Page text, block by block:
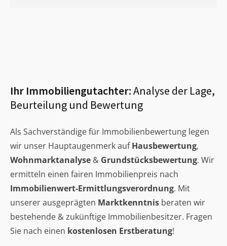
Ihr Immobiliengutachter:Analyse der Lage,
Beurteilung und Bewertung
Als Sachverständige für Immobilienbewertung legen
wir unser Hauptaugenmerk aufHausbewertung,
Wohnmarktanalyse & Grundstücksbewertung. Wir
ermitteln einen fairen Immobilienpreis nach
Immobilienwert-Ermittlungsverordnung. Mit
unserer ausgeprägten Marktkenntnis beraten wir
bestehende & zukünftige Immobilienbesitzer. Fragen
Sie nach einen kostenlosen Erstberatung!